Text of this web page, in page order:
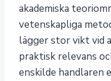
akademiska
vetenskapliga
lägger stor vikt vid
praktisk relevans
enskilde handlaren